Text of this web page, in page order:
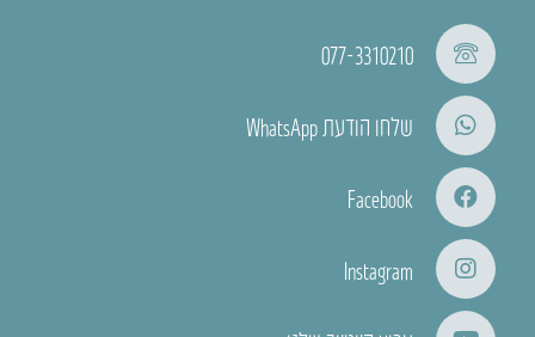
077-3310210
שלחו הודעת WhatsApp
Facebook
Instagram